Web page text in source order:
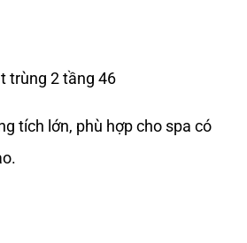
trùng 2 tầng 46
tích lớn, phù hợp cho spa có